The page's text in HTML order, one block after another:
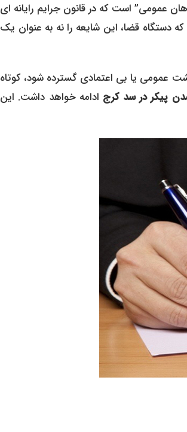
عمومی” است که در قانون جرایم رایانه ای
دستگاه قضا، این شایعه را نه به عنوان یک
عمومی یا بی اعتمادی گسترده شود، کوتاه
پیکر در سد کرج ادامه خواهد داشت. این